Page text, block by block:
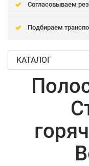
Согласовываем
Подбираем
КАТАЛОГ